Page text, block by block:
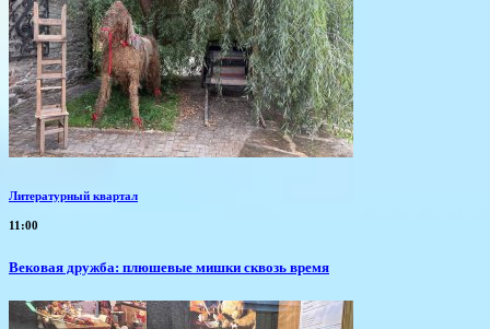
Литературный квартал
11:00
Вековая дружба: плюшевые мишки сквозь время